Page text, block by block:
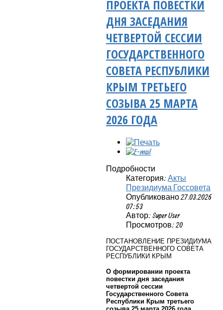
ПРОЕКТА ПОВЕСТКИ
ДНЯ ЗАСЕДАНИЯ
ЧЕТВЕРТОЙ СЕССИИ
ГОСУДАРСТВЕННОГО
СОВЕТА РЕСПУБЛИКИ
КРЫМ ТРЕТЬЕГО
СОЗЫВА 25 МАРТА
2026 ГОДА
Подробности
Категория: Акты
Президиума Госсовета
Опубликовано 27.03.2026
07:53
Автор: Super User
Просмотров: 20
ПОСТАНОВЛЕНИЕ ПРЕЗИДИУМА
ГОСУДАРСТВЕННОГО СОВЕТА
РЕСПУБЛИКИ КРЫМ
О формировании проекта
повестки дня заседания
четвертой сессии
Государственного Совета
Республики Крым третьего